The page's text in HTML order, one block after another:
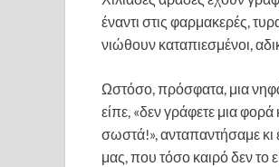
έναντι στις φαρμακερές,
νιώθουν καταπιεσμένοι,
Ωστόσο, πρόσφατα, μια
είπε, «δεν γράφετε μια
σωστά!», ανταπαντήσαμε κι
μας, που τόσο καιρό δεν το